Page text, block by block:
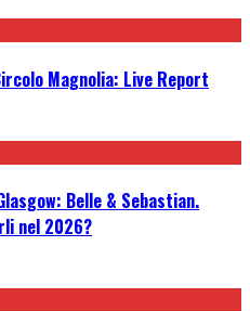
Magnolia: Live Report
Belle & Sebastian.
nel 2026?